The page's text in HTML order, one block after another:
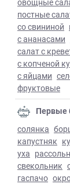
постные
со свининой
с ананасами
салат с
с копченой
с яйцами
фруктовые
Первые
солянка
капустняк
уха
свекольник
гаспачо